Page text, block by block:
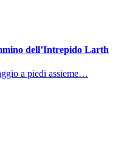
dell’Intrepido Larth
a piedi assieme…